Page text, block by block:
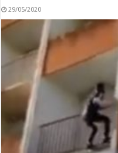
29/05/2020